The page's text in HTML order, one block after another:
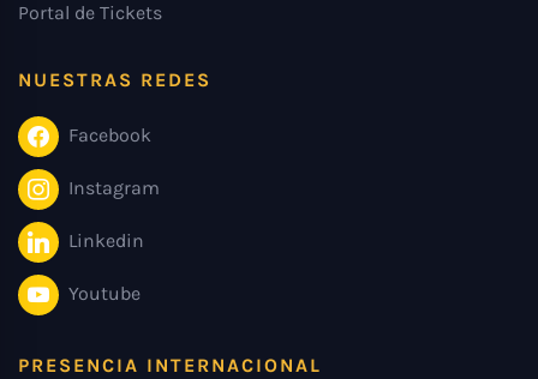
Portal de Tickets
NUESTRAS REDES
Facebook
Instagram
Linkedin
Youtube
PRESENCIA INTERNACIONAL